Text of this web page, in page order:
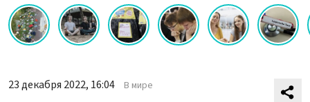
23 декабря 2022, 16:04 В мире